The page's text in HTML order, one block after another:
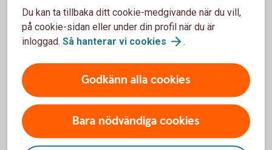
Du kan ta tillbaka ditt cookie-medgivande när du vill,
på cookie-sidan eller under din profil när du är
inloggad. Så hanterar vi cookies .
Godkänn alla cookies
Bara nödvändiga cookies